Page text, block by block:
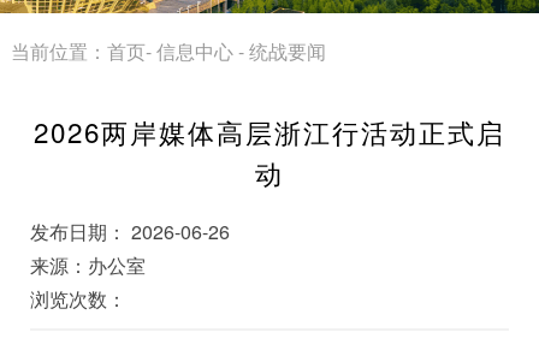
当前位置： 首页-信息中心-统战要闻
2026两岸媒体高层浙江行活动正式启
动
发布日期： 2026-06-26
来源：办公室
浏览次数：